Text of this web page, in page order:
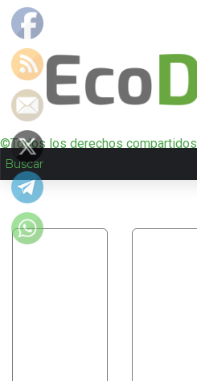
©Todos los derechos compartidos